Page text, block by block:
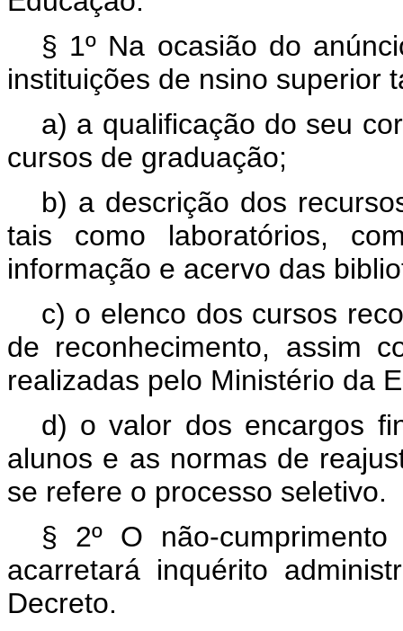
§ 1º Na ocasião do
instituições de nsino superior
a) a qualificação do seu
cursos de graduação;
b) a descrição dos
tais como laboratórios,
informação e acervo das
c) o elenco dos cursos
de reconhecimento, assim
realizadas pelo Ministério da
d) o valor dos encargos
alunos e as normas de
se refere o processo seletivo.
§ 2º O não-
acarretará inquérito
Decreto.